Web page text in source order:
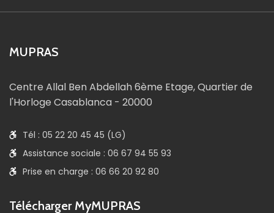
MUPRAS
Centre Allal Ben Abdellah 6ème Etage, Quartier de
l'Horloge Casablanca - 20000
Tél : 05 22 20 45 45 (LG)
Assistance sociale : 06 67 94 55 93
Prise en charge : 06 66 20 92 80
Télécharger MyMUPRAS